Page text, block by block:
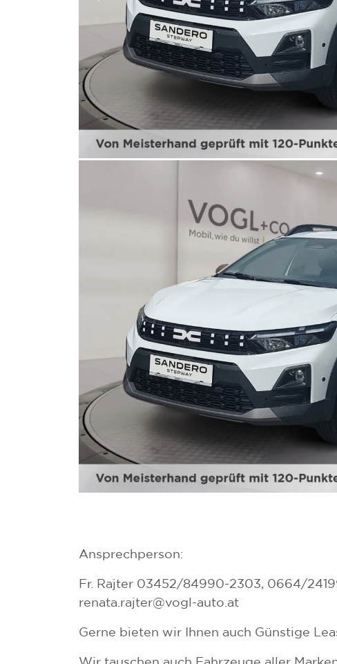
Ansprechperson:
Fr. Rajter 03452/84990-2303, 0664/
renata.rajter@vogl-auto.at
Gerne bieten wir Ihnen auch Günstige
Wir tauschen auch Fahrzeuge aller